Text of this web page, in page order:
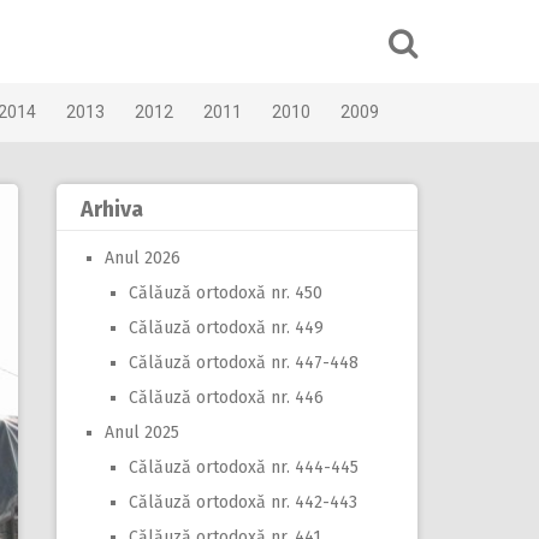
2013 2012 2011 2010 2009
Arhiva
Anul 2026
Călăuză ortodoxă nr. 450
Călăuză ortodoxă nr. 449
Călăuză ortodoxă nr. 447-448
Călăuză ortodoxă nr. 446
Anul 2025
Călăuză ortodoxă nr. 444-445
Călăuză ortodoxă nr. 442-443